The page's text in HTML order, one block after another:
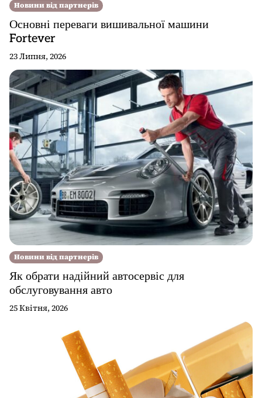
Новини від партнерів
Основні переваги вишивальної машини
Fortever
23 Липня, 2026
Новини від партнерів
Як обрати надійний автосервіс для
обслуговування авто
25 Квітня, 2026